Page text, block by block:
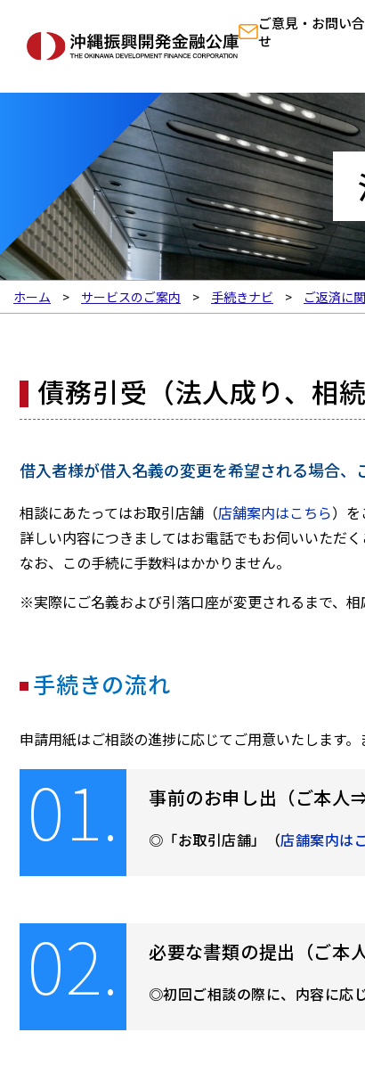
ご意見・お問い
せ
ホーム サービスのご案内 手続きナビ ご返済に
債務引受（法人成り、相続
借入者様が借入名義の変更を希望される場合、
相談にあたってはお取引店舗（店舗案内はこちら）を
詳しい内容につきましてはお電話でもお伺いいただ
なお、この手続に手数料はかかりません。
※実際にご名義および引落口座が変更されるまで、相
手続きの流れ
申請用紙はご相談の進捗に応じてご用意いたします。
01. 事前のお申し出（ご本人⇒
「お取引店舗」（店舗案内は
02. 必要な書類の提出（ご
初回ご相談の際に、内容に応